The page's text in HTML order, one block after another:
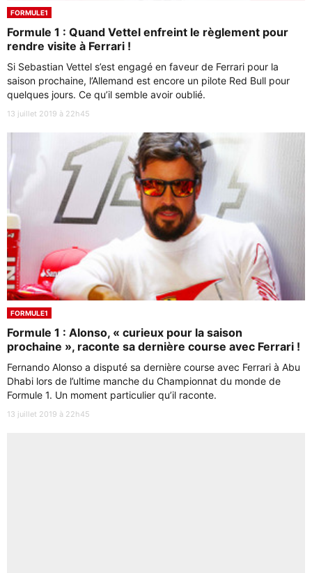
FORMULE1
Formule 1 : Quand Vettel enfreint le règlement pour
rendre visite à Ferrari !
Si Sebastian Vettel s’est engagé en faveur de Ferrari pour la
saison prochaine, l’Allemand est encore un pilote Red Bull pour
quelques jours. Ce qu’il semble avoir oublié.
13 juillet 2019 à 22h45
FORMULE1
Formule 1 : Alonso, « curieux pour la saison
prochaine », raconte sa dernière course avec Ferrari !
Fernando Alonso a disputé sa dernière course avec Ferrari à Abu
Dhabi lors de l’ultime manche du Championnat du monde de
Formule 1. Un moment particulier qu’il raconte.
13 juillet 2019 à 22h45